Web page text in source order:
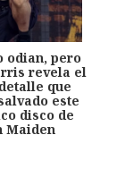
odian, pero
revela el
que
este
disco de
Maiden